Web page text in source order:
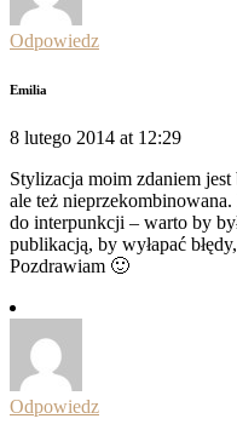
Odpowiedz
Emilia
8 lutego 2014 at 12:29
Stylizacja moim zdaniem
ale też
do interpunkcji – warto by
publikacją, by wyłapać
Pozdrawiam 🙂
Odpowiedz